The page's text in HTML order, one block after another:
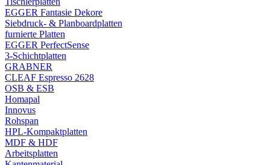
EGGER Fantasie Dekore
Siebdruck- & Planboardplatten
furnierte Platten
EGGER PerfectSense
3-Schichtplatten
GRABNER
CLEAF Espresso 2628
OSB & ESB
Homapal
Innovus
Rohspan
HPL-Kompaktplatten
MDF & HDF
Arbeitsplatten